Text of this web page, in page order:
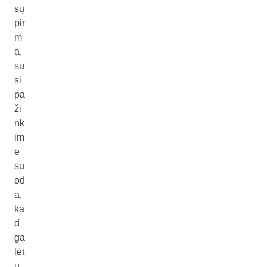
sų
pir
m
a,
su
si
pa
ži
nk
im
e
su
od
a,
ka
d
ga
lėt